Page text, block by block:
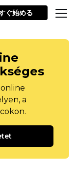
ぐ始める
a